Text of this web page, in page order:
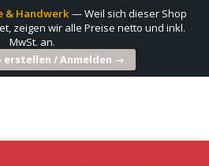
& Handwerk— Weil sich dieser Shop
zeigen wir alle Preise netto und inkl.
MwSt. an.
erstellen / Anmelden →